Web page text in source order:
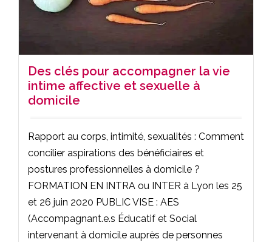
Des clés pour accompagner la vie
intime affective et sexuelle à
domicile
Rapport au corps, intimité, sexualités : Comment
concilier aspirations des bénéficiaires et
postures professionnelles à domicile ?
FORMATION EN INTRA ou INTER à Lyon les 25
et 26 juin 2020 PUBLIC VISE : AES
(Accompagnant.e.s Éducatif et Social
intervenant à domicile auprès de personnes